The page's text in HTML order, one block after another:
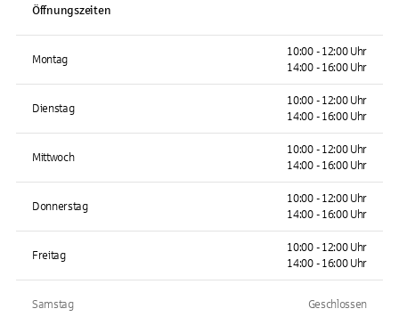
Öffnungszeiten
Montag
10:00 - 12:00 Uhr
14:00 - 16:00 Uhr
Dienstag
10:00 - 12:00 Uhr
14:00 - 16:00 Uhr
Mittwoch
10:00 - 12:00 Uhr
14:00 - 16:00 Uhr
Donnerstag
10:00 - 12:00 Uhr
14:00 - 16:00 Uhr
Freitag
10:00 - 12:00 Uhr
14:00 - 16:00 Uhr
Samstag Geschlossen